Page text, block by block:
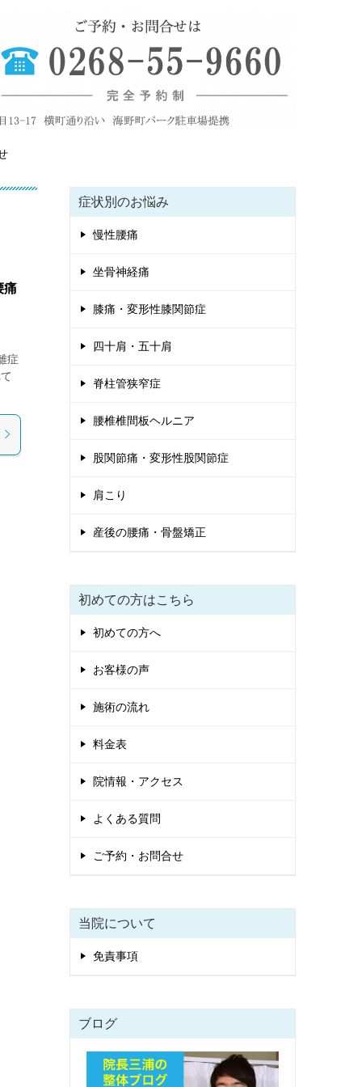
痛
症
症状別のお悩み
慢性腰痛
坐骨神経痛
膝痛・変形性膝関節症
四十肩・五十肩
脊柱管狭窄症
腰椎椎間板ヘルニア
股関節痛・変形性股関節症
肩こり
産後の腰痛・骨盤矯正
初めての方はこちら
初めての方へ
お客様の声
施術の流れ
料金表
院情報・アクセス
よくある質問
ご予約・お問合せ
当院について
免責事項
ブログ